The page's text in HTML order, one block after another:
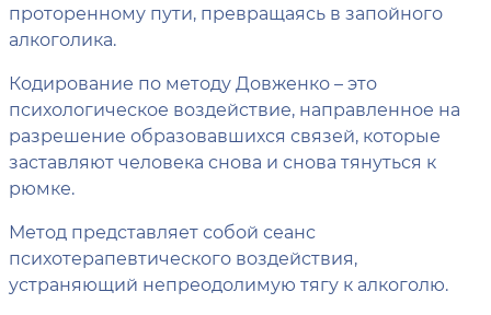
проторенному пути, превращаясь в запойного
алкоголика.
Кодирование по методу Довженко – это
психологическое воздействие, направленное на
разрешение образовавшихся связей, которые
заставляют человека снова и снова тянуться к
рюмке.
Метод представляет собой сеанс
психотерапевтического воздействия,
устраняющий непреодолимую тягу к алкоголю.